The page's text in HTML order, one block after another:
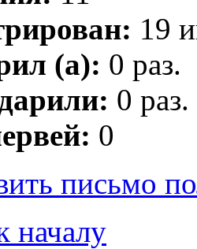
19
(а): 0 раз.
0 раз.
0
письмо
началу